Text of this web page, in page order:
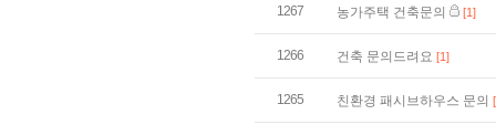
1267 농가주택 건축문의 [1]
1266 건축 문의드려요 [1]
1265 친환경 패시브하우스 문의